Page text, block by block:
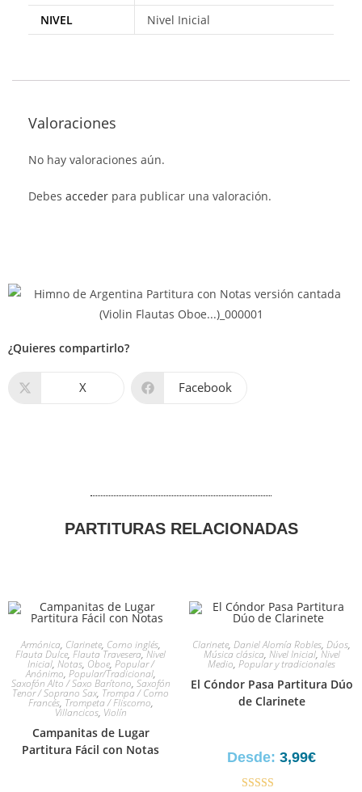
¿Quieres compartirlo?
X Facebook
NIVEL Nivel Inicial
Valoraciones
No hay valoraciones aún.
Debes acceder para publicar una valoración.
PARTITURAS RELACIONADAS
Armónica, Clarinete, Corno inglés,
Flauta Dulce, Flauta Travesera,Nivel
Inicial, Notas, Oboe, Popular /
Anónimo, Popular/Tradicional,
Saxofón Alto / Saxo Barítono, Saxofón
Tenor / Soprano Sax, Trompa / Corno
Francés, Trompeta / Fliscorno,
Villancicos, Violín
Campanitas de Lugar
Partitura Fácil con Notas
Clarinete, Daniel Alomía Robles, Dúos,
Música clásica, Nivel Inicial, Nivel
Medio, Popular y tradicionales
El Cóndor Pasa Partitura Dúo
de Clarinete
Desde: 3,99€